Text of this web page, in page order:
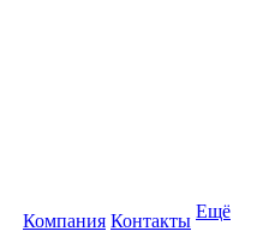
Компания Контакты Ещё